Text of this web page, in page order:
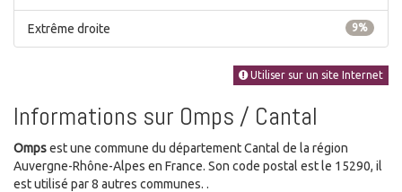
9%
Extrême droite
Utiliser sur un site Internet
Informations sur Omps / Cantal
Ompsest une commune du département Cantal de la région
Auvergne-Rhône-Alpes en France. Son code postal est le 15290, il
est utilisé par 8 autres communes. .